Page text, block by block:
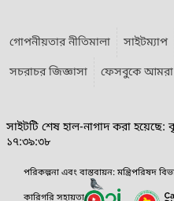
গোপনীয়তার নীতিমালা সাইটম্যাপ
সচরাচর জিজ্ঞাসা
ফেসবুকে আমরা
সাইটটি শেষ হাল-নাগাদ করা
১৭:৩৯:৩৮
পরিকল্পনা এবং বাস্তবায়ন: মন্ত্রিপরিষদ
কারিগরি সহায়তা